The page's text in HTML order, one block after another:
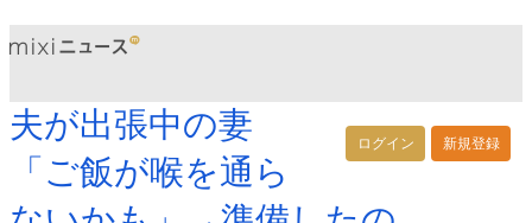
ログイン 新規登録
夫が出張中の妻
「ご飯が喉を通ら